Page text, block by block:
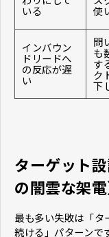
いる 使
インバウン
ドリードへ
の反応が遅
い
問
も
す
ク
下
ターゲット
の闇雲な架電
最も多い失敗は「タ
続ける」パターンで